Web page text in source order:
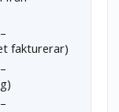
fakturerar)